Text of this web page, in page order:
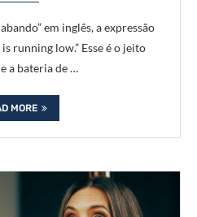
em inglês, a expressão
running low.” Esse é o jeito
a bateria de …
MORE